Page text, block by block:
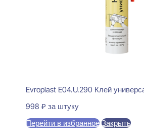
Evroplast E04.U.290 Клей
998 ₽ за штуку
Перейти в избранное Закрыть